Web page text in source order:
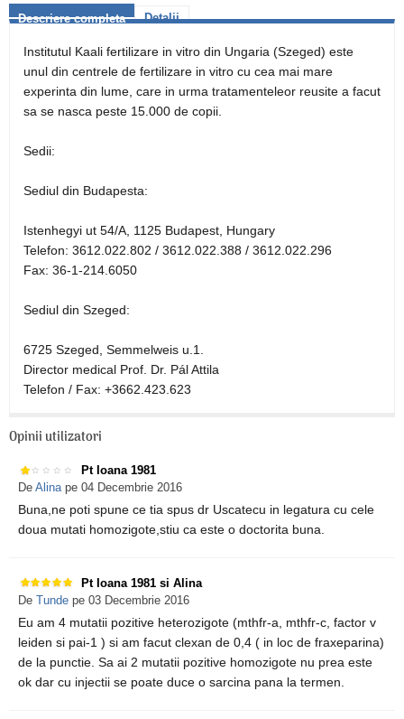
Descriere completa Detalii
Institutul Kaali fertilizare in vitro din Ungaria (Szeged) este
unul din centrele de fertilizare in vitro cu cea mai mare
experinta din lume, care in urma tratamenteleor reusite a facut
sa se nasca peste 15.000 de copii.
Sedii:
Sediul din Budapesta:
Istenhegyi ut 54/A, 1125 Budapest, Hungary
Telefon: 3612.022.802 / 3612.022.388 / 3612.022.296
Fax: 36-1-214.6050
Sediul din Szeged:
6725 Szeged, Semmelweis u.1.
Director medical Prof. Dr. Pál Attila
Telefon / Fax: +3662.423.623
Opinii utilizatori
Pt Ioana 1981
De Alinape 04 Decembrie 2016
Buna,ne poti spune ce tia spus dr Uscatecu in legatura cu cele
doua mutati homozigote,stiu ca este o doctorita buna.
Pt Ioana 1981 si Alina
De Tunde pe 03 Decembrie 2016
Eu am 4 mutatii pozitive heterozigote (mthfr-a, mthfr-c, factor v
leiden si pai-1 ) si am facut clexan de 0,4 ( in loc de fraxeparina)
de la punctie. Sa ai 2 mutatii pozitive homozigote nu prea este
ok dar cu injectii se poate duce o sarcina pana la termen.